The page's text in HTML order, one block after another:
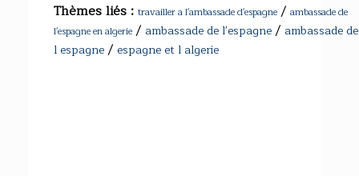
Thèmes liés : travailler a l'ambassade d'espagne / ambassade de
l'espagne en algerie / ambassade de l'espagne/ ambassade de
l espagne/ espagne et l algerie